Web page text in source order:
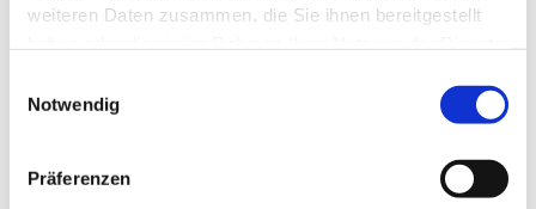
weiteren Daten zusammen, die Sie ihnen bereitgestellt
Notwendig
Präferenzen